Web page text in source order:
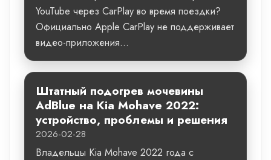
YouTube через CarPlay во время поездки?
Официально Apple CarPlay не поддерживает
видео-приложения...
Штатный подогрев мочевины
AdBlue на Kia Mohave 2022:
устройство, проблемы и решения
2026-02-28
Владельцы Kia Mohave 2022 года с